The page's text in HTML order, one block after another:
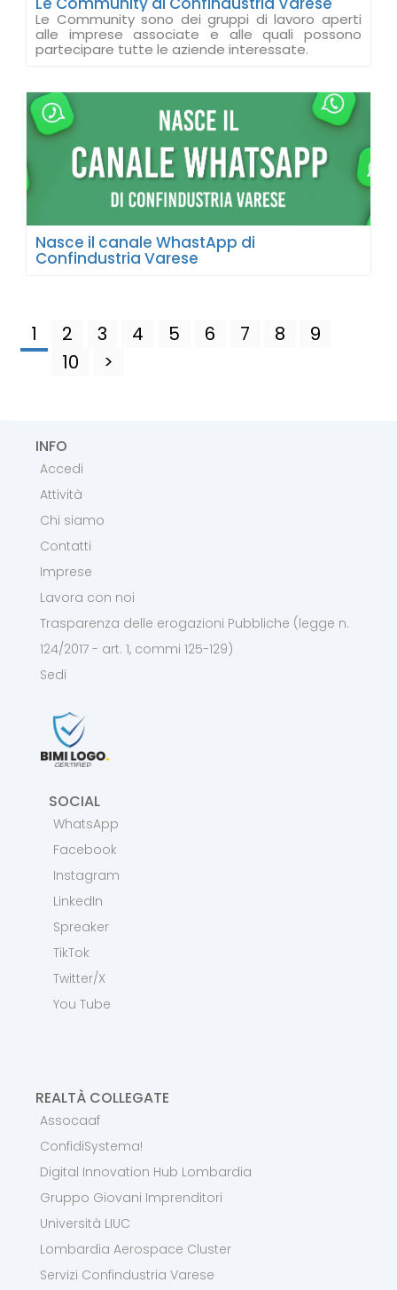
Le Community sono dei gruppi di lavoro aperti
alle imprese associate e alle quali possono
partecipare tutte le aziende interessate.
Nasce il canale WhastApp di
Confindustria Varese
1 2 3 4 5 6 7 8
9
10
>
INFO
Accedi
Attività
Chi siamo
Contatti
Imprese
Lavora con noi
Trasparenza delle erogazioni Pubbliche (legge n.
124/2017 - art. 1, commi 125-129)
Sedi
SOCIAL
WhatsApp
Facebook
Instagram
LinkedIn
Spreaker
TikTok
Twitter/X
You Tube
REALTÀ COLLEGATE
Assocaaf
ConfidiSystema!
Digital Innovation Hub Lombardia
Gruppo Giovani Imprenditori
Università LIUC
Lombardia Aerospace Cluster
Servizi Confindustria Varese